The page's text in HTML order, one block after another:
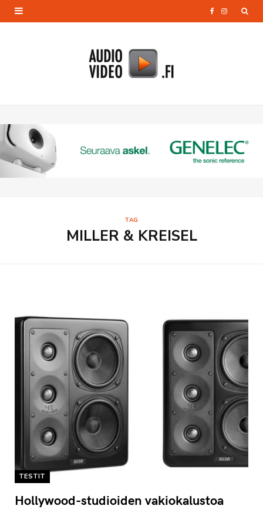
o
I
r
TAG
MILLER & KREISEL
TESTIT
Hollywood-studioiden vakiokalustoa